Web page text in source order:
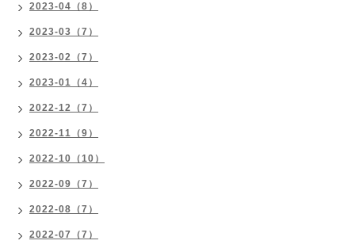
2023-04（8）
2023-03（7）
2023-02（7）
2023-01（4）
2022-12（7）
2022-11（9）
2022-10（10）
2022-09（7）
2022-08（7）
2022-07（7）